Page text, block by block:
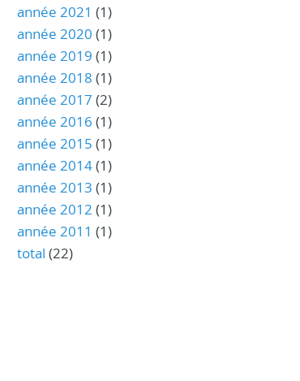
année 2021 (1)
année 2020 (1)
année 2019 (1)
année 2018 (1)
année 2017 (2)
année 2016 (1)
année 2015 (1)
année 2014(1)
année 2013 (1)
année 2012 (1)
année 2011 (1)
total (22)